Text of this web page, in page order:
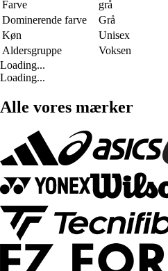
Farve
grå
Dominerende farve
Grå
Køn
Unisex
Aldersgruppe
Voksen
Loading...
Loading...
Alle vores mærker